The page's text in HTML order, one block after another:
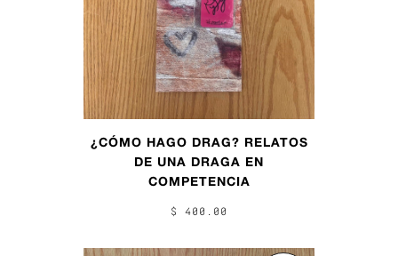
¿CÓMO HAGO DRAG? RELATOS
DE UNA DRAGA EN
COMPETENCIA
$ 400.00